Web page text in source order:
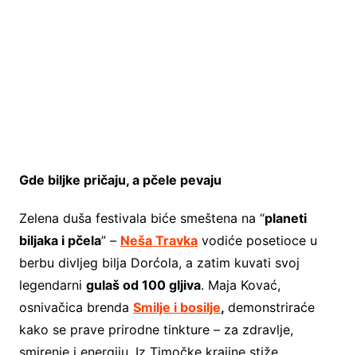
Gde biljke pričaju, a pčele pevaju
Zelena duša festivala biće smeštena na “planeti
biljaka i pčela” – Neša Travkavodiće posetioce u
berbu divljeg bilja Dorćola, a zatim kuvati svoj
legendarni gulaš od 100 gljiva. Maja Kovać,
osnivačica brenda Smilje i bosilje, demonstriraće
kako se prave prirodne tinkture – za zdravlje,
smirenje i energiju. Iz Timočke krajine stiže